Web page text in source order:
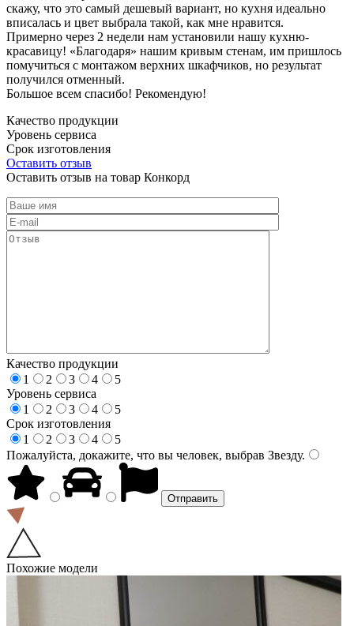
скажу, что это самый дешевый вариант, но кухня идеально
вписалась и цвет выбрала такой, как мне нравится.
Примерно через 2 недели нам установили нашу кухню-
красавицу! «Благодаря» нашим кривым стенам, им пришлось
помучиться с монтажом верхних шкафчиков, но результат
получился отменный.
Большое всем спасибо! Рекомендую!
Качество продукции
Уровень сервиса
Срок изготовления
Оставить отзыв
Оставить отзыв на товар Конкорд
Качество продукции
1
2 3 4
5
Уровень сервиса
1
2 3 4
5
Срок изготовления
1
2 3 4
5
Пожалуйста, докажите, что вы человек, выбрав Звезду.
Похожие модели